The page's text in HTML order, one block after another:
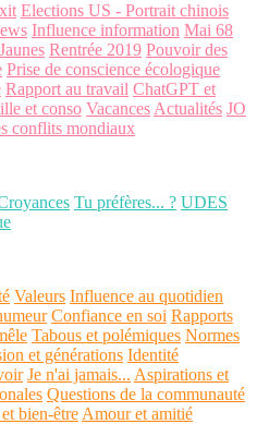
Elections US - Portrait chinois
Influence information Mai 68
Rentrée 2019 Pouvoir des
Prise de conscience écologique
Rapport au travail ChatGPT et
et conso Vacances Actualités JO
conflits mondiaux
Tu préfères... ? UDES
Valeurs Influence au quotidien
Confiance en soi Rapports
Tabous et polémiques Normes
et générations Identité
Je n'ai jamais... Aspirations et
Questions de la communauté
bien-être Amour et amitié